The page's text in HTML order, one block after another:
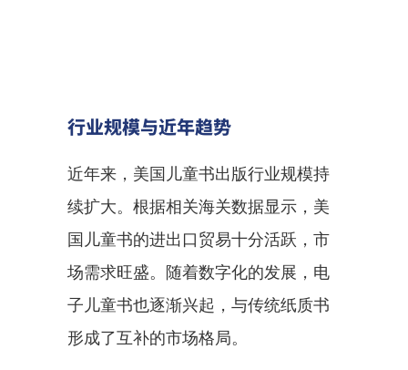
行业规模与近年趋势
近年来，美国儿童书出版行业规模持
续扩大。根据相关海关数据显示，美
国儿童书的进出口贸易十分活跃，市
场需求旺盛。随着数字化的发展，电
子儿童书也逐渐兴起，与传统纸质书
形成了互补的市场格局。